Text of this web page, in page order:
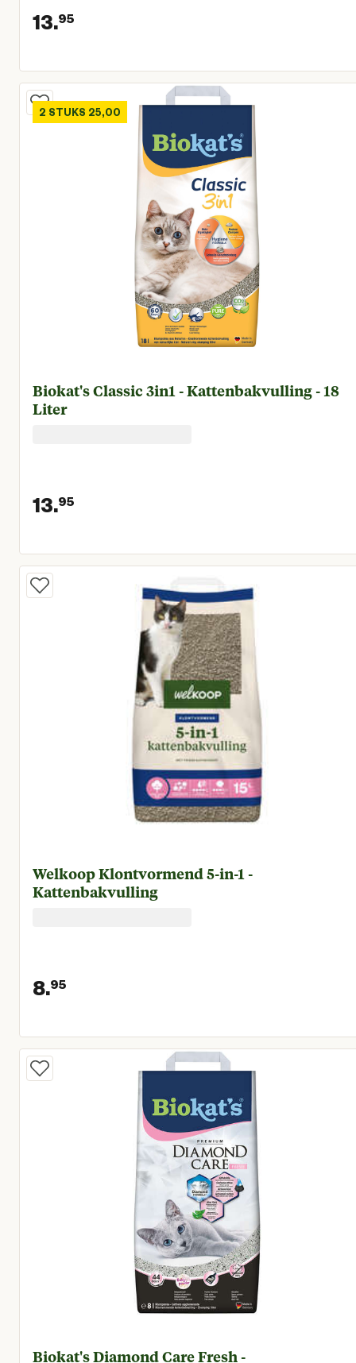
13.95
Huidige prijs € 13,95
2 STUKS 25,00
Biokat's Classic 3in1 - Kattenbakvulling - 18
Liter
13.95
Huidige prijs € 13,95
Welkoop Klontvormend 5-in-1 -
Kattenbakvulling
8.95
Huidige prijs € 8,95
Biokat's Diamond Care Fresh -